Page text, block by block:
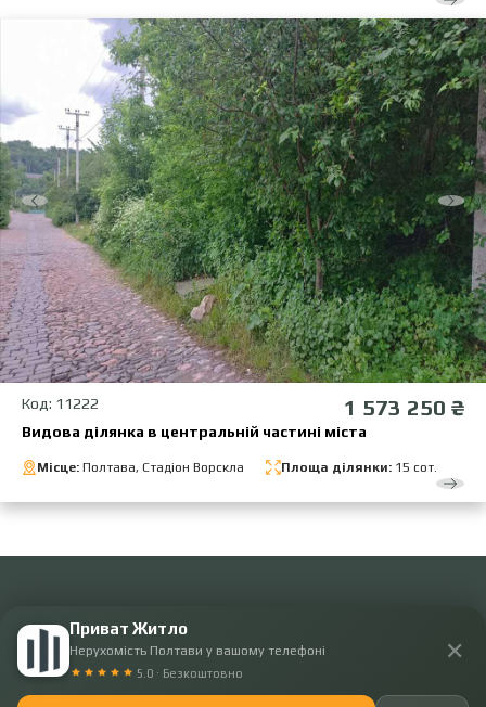
Приват Житло
Нерухомість Полтави у вашому телефоні
5.0 · Безкоштовно
✕
Код: 11222 1 573 250 ₴
Видова ділянка в центральній частині міста
Місце: Полтава, Стадіон Ворскла Площа ділянки: 15 сот.
+38 050 641 80 54